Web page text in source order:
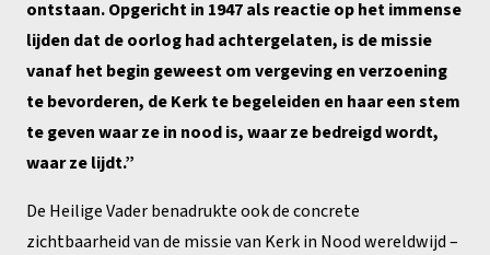
ontstaan. Opgericht in 1947 als reactie op het immense
lijden dat de oorlog had achtergelaten, is de missie
vanaf het begin geweest om vergeving en verzoening
te bevorderen, de Kerk te begeleiden en haar een stem
te geven waar ze in nood is, waar ze bedreigd wordt,
waar ze lijdt.”
De Heilige Vader benadrukte ook de concrete
zichtbaarheid van de missie van Kerk in Nood wereldwijd –